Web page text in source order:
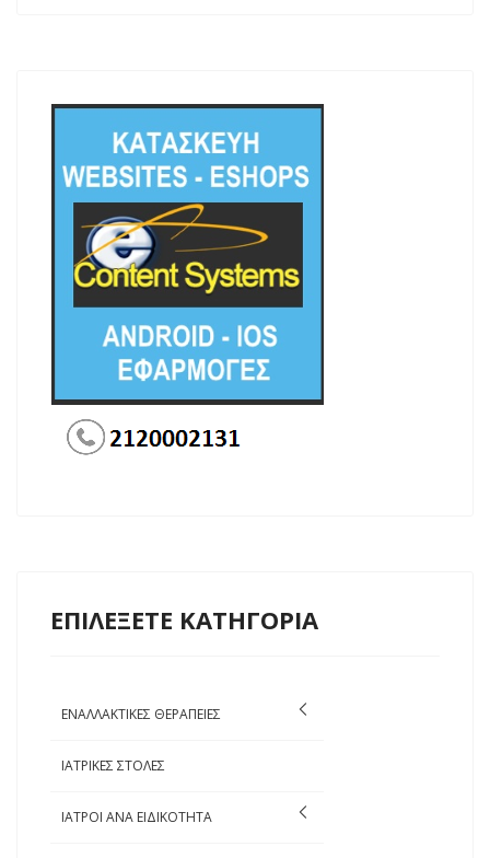
ΕΠΙΛΕΞΕΤΕ ΚΑΤΗΓΟΡΙΑ
ΕΝΑΛΛΑΚΤΙΚΕΣ ΘΕΡΑΠΕΙΕΣ
ΙΑΤΡΙΚΕΣ ΣΤΟΛΕΣ
ΙΑΤΡΟΙ ΑΝΑ ΕΙΔΙΚΟΤΗΤΑ